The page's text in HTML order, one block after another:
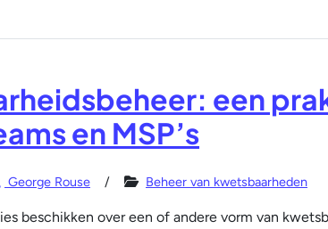
een
en MSP’s
George Rouse Beheer van kwetsbaarheden
beschikken over een of andere vorm van